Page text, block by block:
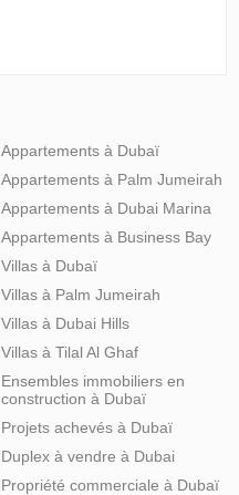
Appartements à Dubaï
Appartements à Palm Jumeirah
Appartements à Dubai Marina
Appartements à Business Bay
Villas à Dubaï
Villas à Palm Jumeirah
Villas à Dubai Hills
Villas à Tilal Al Ghaf
Ensembles immobiliers en
construction à Dubaï
Projets achevés à Dubaï
Duplex à vendre à Dubai
Propriété commerciale à Dubaï